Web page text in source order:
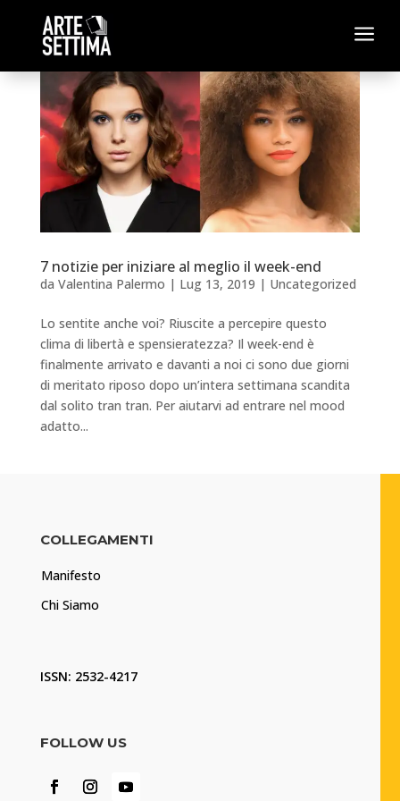
a
7 notizie per iniziare al meglio il week-end
da Valentina Palermo | Lug 13, 2019 | Uncategorized
Lo sentite anche voi? Riuscite a percepire questo
clima di libertà e spensieratezza? Il week-end è
finalmente arrivato e davanti a noi ci sono due giorni
di meritato riposo dopo un’intera settimana scandita
dal solito tran tran. Per aiutarvi ad entrare nel mood
adatto...
COLLEGAMENTI
Manifesto
Chi Siamo
ISSN: 2532-4217
FOLLOW US